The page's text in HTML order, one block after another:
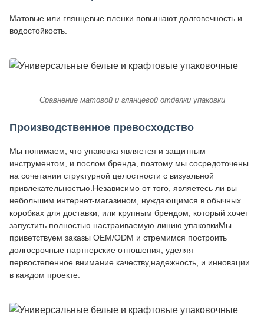
Матовые или глянцевые пленки повышают долговечность и
водостойкость.
Сравнение матовой и глянцевой отделки упаковки
Производственное превосходство
Мы понимаем, что упаковка является и защитным
инструментом, и послом бренда, поэтому мы сосредоточены
на сочетании структурной целостности с визуальной
привлекательностью.Независимо от того, являетесь ли вы
небольшим интернет-магазином, нуждающимся в обычных
коробках для доставки, или крупным брендом, который хочет
запустить полностью настраиваемую линию упаковкиМы
приветствуем заказы OEM/ODM и стремимся построить
долгосрочные партнерские отношения, уделяя
первостепенное внимание качеству,надежность, и инновации
в каждом проекте.